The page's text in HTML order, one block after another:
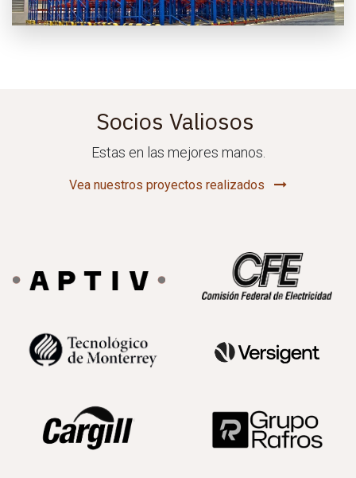
Socios Valiosos
Estas en las mejores manos.
Vea nuestros proyectos realizados